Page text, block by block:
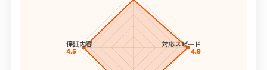
対応スピード
4.9
保証内容
4.5